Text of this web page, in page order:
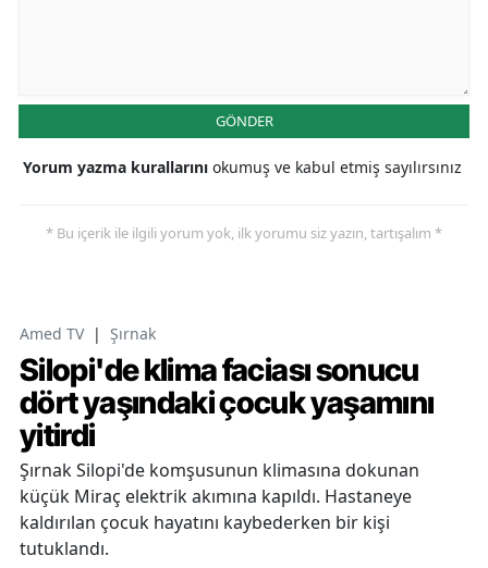
GÖNDER
Yorum yazma kurallarını okumuş ve kabul etmiş sayılırsınız
* Bu içerik ile ilgili yorum yok, ilk yorumu siz yazın, tartışalım *
Amed TV | Şırnak
Silopi'de klima faciası sonucu
dört yaşındaki çocuk yaşamını
yitirdi
Şırnak Silopi'de komşusunun klimasına dokunan
küçük Miraç elektrik akımına kapıldı. Hastaneye
kaldırılan çocuk hayatını kaybederken bir kişi
tutuklandı.